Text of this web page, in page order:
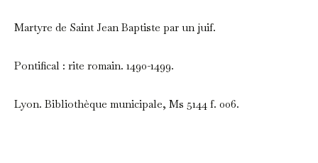
Martyre de Saint Jean Baptiste par un juif.
Pontifical : rite romain. 1490-1499.
Lyon. Bibliothèque municipale, Ms 5144 f. 006.